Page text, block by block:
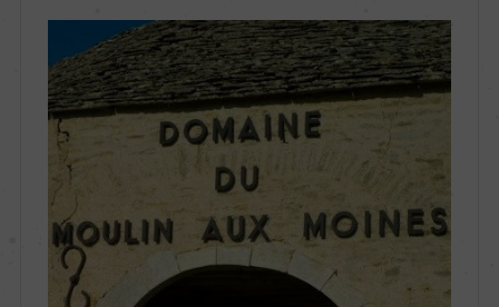
地区名
コート・ド・ボーヌ